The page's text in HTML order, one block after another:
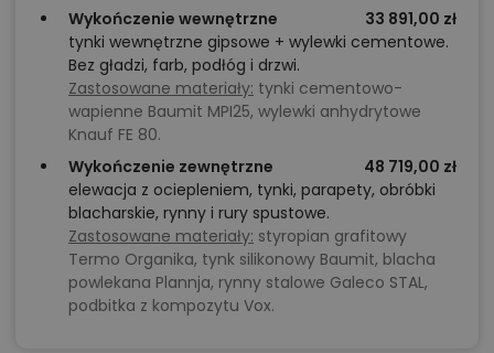
Wykończenie wewnętrzne
33 891,00 zł
tynki wewnętrzne gipsowe + wylewki cementowe.
Bez gładzi, farb, podłóg i drzwi.
Zastosowane materiały: tynki cementowo-
wapienne Baumit MPI25, wylewki anhydrytowe
Knauf FE 80.
Wykończenie zewnętrzne
48 719,00 zł
elewacja z ociepleniem, tynki, parapety, obróbki
blacharskie, rynny i rury spustowe.
Zastosowane materiały: styropian grafitowy
Termo Organika, tynk silikonowy Baumit, blacha
powlekana Plannja, rynny stalowe Galeco STAL,
podbitka z kompozytu Vox.